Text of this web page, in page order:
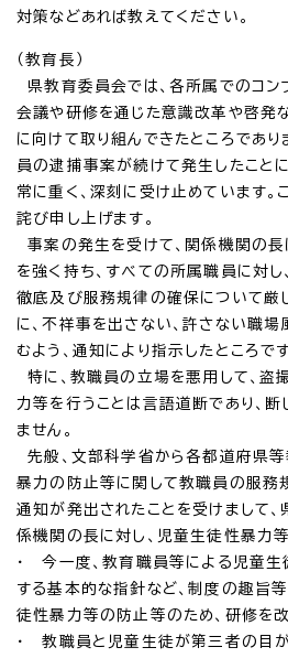
対策などあれば教えてください。
（教育長）
県教育委員会では、各所属でのコン
会議や研修を通じた意識改革や啓発
に向けて取り組んできたところであ
員の逮捕事案が続けて発生したこと
常に重く、深刻に受け止めています。
詫び申し上げます。
事案の発生を受けて、関係機関の長
を強く持ち、すべての所属職員に対し
徹底及び服務規律の確保について厳
に、不祥事を出さない、許さない職
むよう、通知により指示したところです
特に、教職員の立場を悪用して、盗
力等を行うことは言語道断であり、断
ません。
先般、文部科学省から各都道府県等
暴力の防止等に関して教職員の服務
通知が発出されたことを受けまして
係機関の長に対し、児童生徒性暴力等
・ 今一度、教育職員等による児童
する基本的な指針など、制度の趣旨
徒性暴力等の防止等のため、研修を改
・ 教職員と児童生徒が第三者の目